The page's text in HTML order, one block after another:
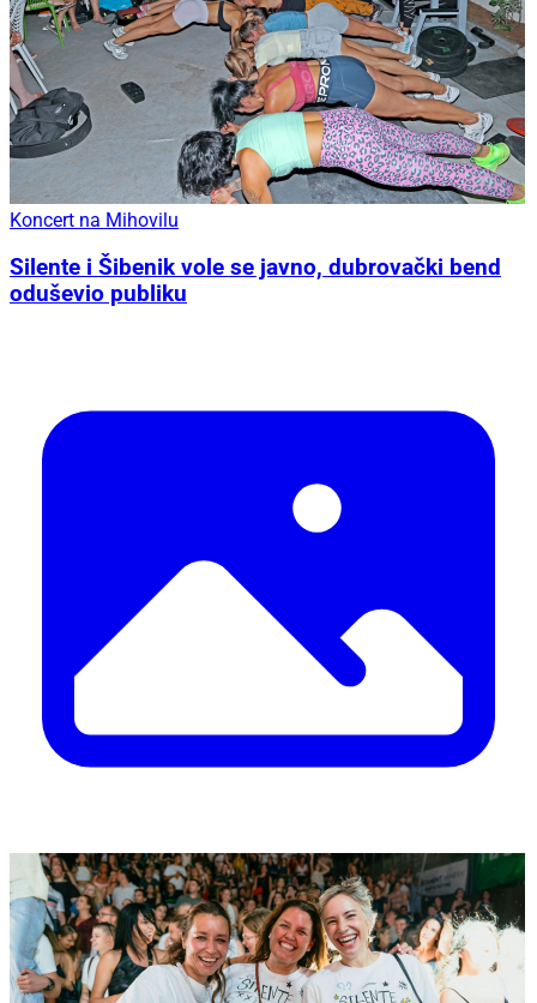
Koncert na Mihovilu
Silente i Šibenik vole se javno, dubrovački bend
oduševio publiku